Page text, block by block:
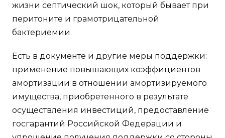
жизни септический шок, который бывает при
перитоните и грамотрицательной
бактериемии.
Есть в документе и другие меры поддержки:
применение повышающих коэффициентов
амортизации в отношении амортизируемого
имущества, приобретенного в результате
осуществления инвестиций, предоставление
госгарантий Российской Федерации и